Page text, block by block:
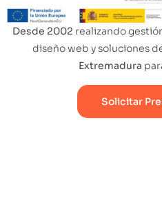
Desde 2002 realizando
diseño web y soluciones
Extremadura
Solicitar